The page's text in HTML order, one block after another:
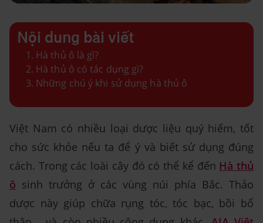
Nội dung bài viết
Hà thủ ô là gì?
Hà thủ ô có tác dụng gì?
Những chú ý khi sử dụng hà thủ ô
Việt Nam có nhiều loại dược liệu quý hiếm, tốt
cho sức khỏe nếu ta để ý và biết sử dụng đúng
cách. Trong các loài cây đó có thể kể đến Hà thủ
ô sinh trưởng ở các vùng núi phía Bắc. Thảo
dược này giúp chữa rụng tóc, tóc bạc, bồi bổ